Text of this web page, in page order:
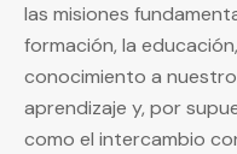
las misiones
formación, la
conocimiento a
aprendizaje y, por
como el intercambio